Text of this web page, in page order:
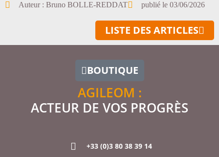
Auteur : Bruno BOLLE-REDDAT publié le 03/06/2026
LISTE DES ARTICLES
BOUTIQUE
AGILEOM :
ACTEUR DE VOS PROGRÈS
+33 (0)3 80 38 39 14